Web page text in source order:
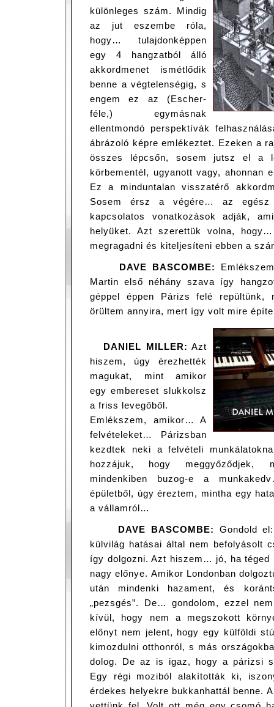
különleges szám. Mindig
az jut eszembe róla,
hogy… tulajdonképpen
egy 4 hangzatból álló
akkordmenet ismétlődik
benne a végtelenségig, s
engem ez az (Escher-
féle,) egymásnak
ellentmondó perspektívák
ábrázoló képre emlékeztet. Ezeken a
összes lépcsőn, sosem jutsz el a
körbementél, ugyanott vagy, ahonnan
Ez a minduntalan visszatérő
Sosem érsz a végére… az egész
kapcsolatos vonatkozások adják,
helyüket. Azt szerettük volna,
megragadni és kiteljesíteni ebben a
DAVE BASCOMBE:
Martin első néhány szava így
géppel éppen Párizs felé repültünk,
örültem annyira, mert így volt mire
DANIEL MILLER: Azt
hiszem, úgy érezhették
magukat, mint amikor
egy embereset slukkolsz
a friss levegőből.
Emlékszem, amikor… A
felvételeket… Párizsban
kezdtek neki a felvételi
hozzájuk, hogy meggyőződjek,
mindenkiben buzog-e a
épületből, úgy éreztem, mintha egy
a vállamról…
DAVE BASCOMBE:
Gondold
külvilág hatásai által nem befolyásolt
így dolgozni. Azt hiszem… jó, ha téged
nagy előnye. Amikor Londonban
után mindenki hazament, és
„pezsgés”. De… gondolom, ezzel
kívül, hogy nem a megszokott
előnyt nem jelent, hogy egy külföldi
kimozdulni otthonról, s más
dolog. De az is igaz, hogy a párizsi
Egy régi moziból alakították ki,
érdekes helyekre bukkanhattál benne.